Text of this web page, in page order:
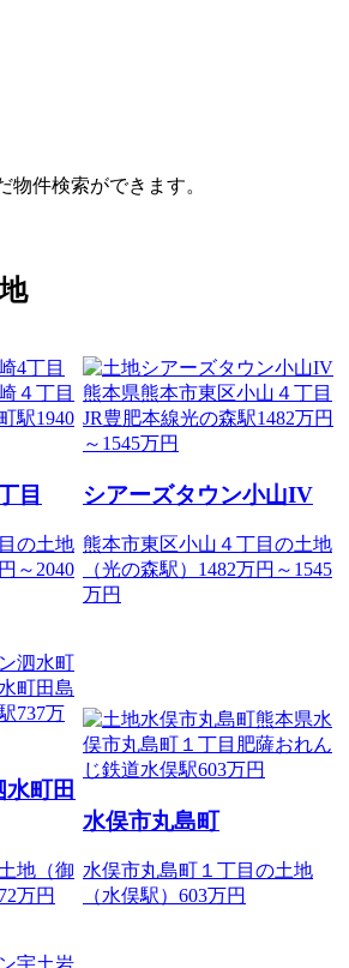
物件検索ができます。
目
の土地
～ 2040
シアーズタウン小山IV
熊本市東区小山４丁目の土地
（光の森駅）1482万円 ～ 1545
万円
町田
地（御
万円
水俣市丸島町
水俣市丸島町１丁目の土地
（水俣駅）603万円